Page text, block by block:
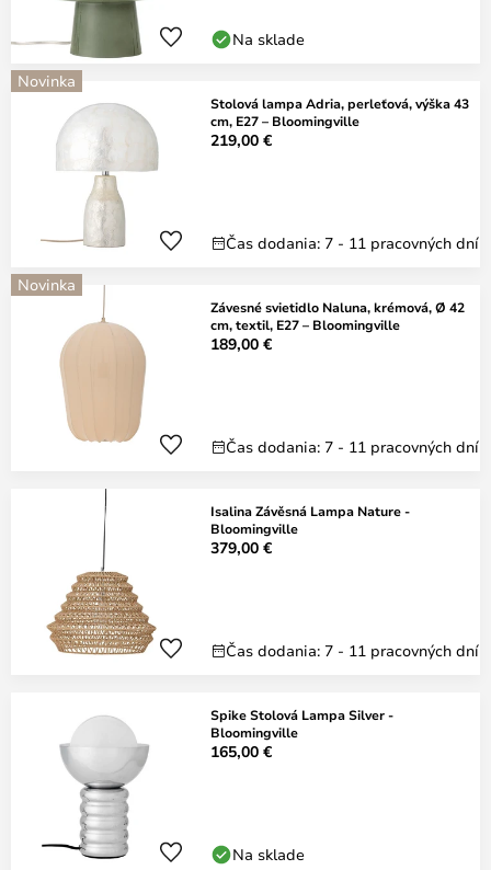
Na sklade
Novinka
Stolová lampa Adria, perleťová, výška 43
cm, E27 – Bloomingville
219,00 €
Čas dodania: 7 - 11 pracovných dní
Novinka
Závesné svietidlo Naluna, krémová, Ø 42
cm, textil, E27 – Bloomingville
189,00 €
Čas dodania: 7 - 11 pracovných dní
Isalina Závěsná Lampa Nature -
Bloomingville
379,00 €
Čas dodania: 7 - 11 pracovných dní
Spike Stolová Lampa Silver -
Bloomingville
165,00 €
Na sklade